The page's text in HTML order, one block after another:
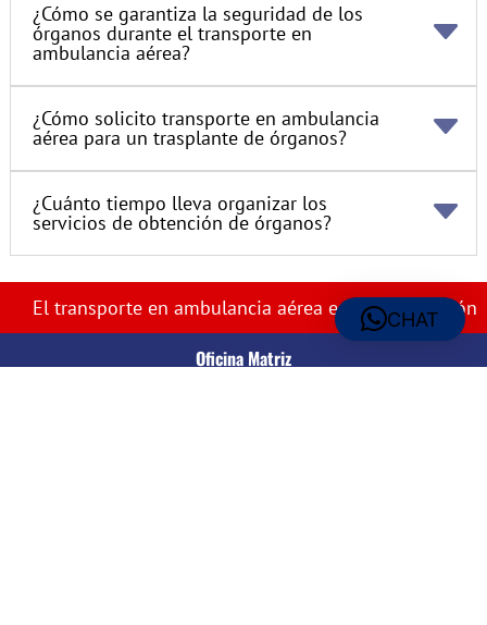
¿Cómo se garantiza la seguridad de los
órganos durante el transporte en
ambulancia aérea?
¿Cómo solicito transporte en ambulancia
aérea para un trasplante de órganos?
¿Cuánto tiempo lleva organizar los
servicios de obtención de órganos?
El transporte en ambulancia aérea es nuestra pasión
Oficina Matriz
CHAT